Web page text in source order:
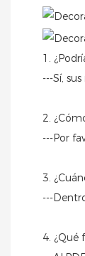
1.
---Sí,
2.
---Por
3.
---
4. ¿Qué